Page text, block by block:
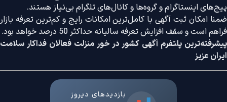
پیج‌های اینستاگرام و گروه‌ها و کانال‌های تلگرام بی‌نیاز هستند.
ضمنا امکان ثبت آگهی با کامل‌ترین امکانات رایج و کم‌ترین تعرفه بازار
فراهم است و سقف افزایش تعرفه سالیانه حداکثر 50 درصد خواهد بود.
پیشرفته‌ترین پلتفرم آگهی کشور در خور منزلت فعالان فداکار سلامت
ایران عزیز
بازدیدهای دیروز